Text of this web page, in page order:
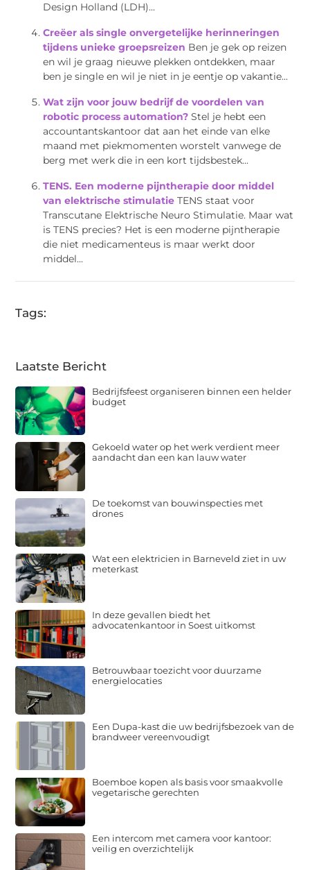
Design Holland (LDH)...
Creëer als single onvergetelijke herinneringen
tijdens unieke groepsreizen Ben je gek op reizen
en wil je graag nieuwe plekken ontdekken, maar
ben je single en wil je niet in je eentje op vakantie...
Wat zijn voor jouw bedrijf de voordelen van
robotic process automation? Stel je hebt een
accountantskantoor dat aan het einde van elke
maand met piekmomenten worstelt vanwege de
berg met werk die in een kort tijdsbestek...
TENS. Een moderne pijntherapie door middel
van elektrische stimulatie TENS staat voor
Transcutane Elektrische Neuro Stimulatie. Maar wat
is TENS precies? Het is een moderne pijntherapie
die niet medicamenteus is maar werkt door
middel...
Tags:
Laatste Bericht
Bedrijfsfeest organiseren binnen een helder
budget
Gekoeld water op het werk verdient meer
aandacht dan een kan lauw water
De toekomst van bouwinspecties met
drones
Wat een elektricien in Barneveld ziet in uw
meterkast
In deze gevallen biedt het
advocatenkantoor in Soest uitkomst
Betrouwbaar toezicht voor duurzame
energielocaties
Een Dupa-kast die uw bedrijfsbezoek van de
brandweer vereenvoudigt
Boemboe kopen als basis voor smaakvolle
vegetarische gerechten
Een intercom met camera voor kantoor:
veilig en overzichtelijk